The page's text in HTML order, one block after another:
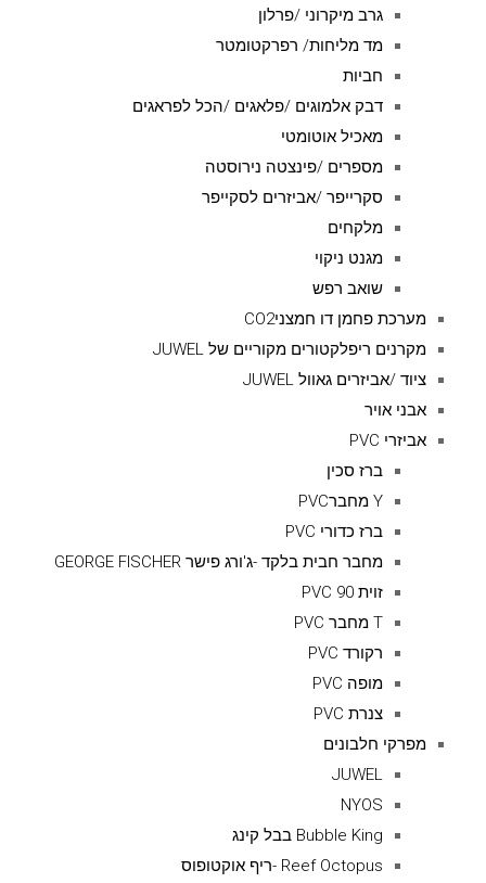
גרב מיקרוני /פרלון
מד מליחות/ רפרקטומטר
חביות
דבק אלמוגים /פלאגים /הכל לפראגים
מאכיל אוטומטי
מספרים /פינצטה נירוסטה
סקרייפר /אביזרים לסקייפר
מלקחים
מגנט ניקוי
שואב רפש
מערכת פחמן דו חמצניCO2
מקרנים ריפלקטורים מקוריים של JUWEL
ציוד /אביזרים גאוול JUWEL
אבני אויר
אביזרי PVC
ברז סכין
Y מחברPVC
ברז כדורי PVC
מחבר חבית בלקד -ג'ורג פישר GEORGE FISCHER
זוית 90 PVC
T מחבר PVC
רקורד PVC
מופה PVC
צנרת PVC
מפרקי חלבונים
JUWEL
NYOS
Bubble King בבל קינג
Reef Octopus -ריף אוקטופוס